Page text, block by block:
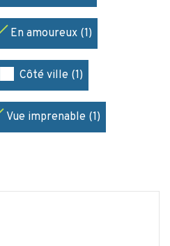
En amoureux (1)
Côté ville (1)
Vue imprenable (1)